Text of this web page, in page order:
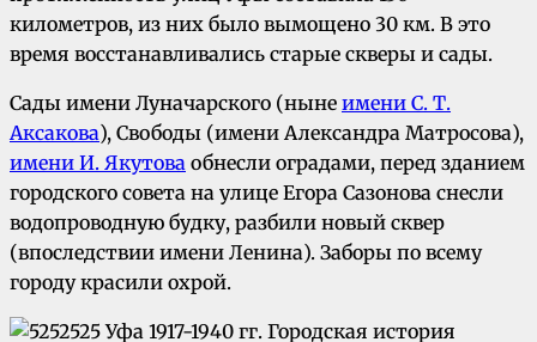
километров, из них было вымощено 30 км. В это
время восстанавливались старые скверы и сады.
Сады имени Луначарского (ныне имени С. Т.
Аксакова), Свободы (имени Александра Матросова),
имени И. Якутова обнесли оградами, перед зданием
городского совета на улице Егора Сазонова снесли
водопроводную будку, разбили новый сквер
(впоследствии имени Ленина). Заборы по всему
городу красили охрой.